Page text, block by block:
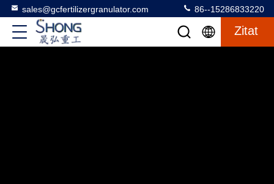
sales@gcfertilizergranulator.com 86--15286833220
Zitat